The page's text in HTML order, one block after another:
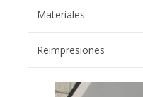
Materiales
Reimpresiones